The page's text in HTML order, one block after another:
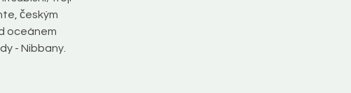
českým
oceánem
- Nibbany.